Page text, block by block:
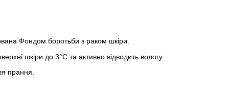
Фондом боротьби з раком шкіри.
шкіри до 3°C та активно відводить вологу.
прання.